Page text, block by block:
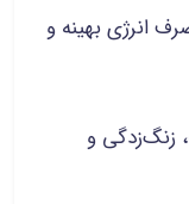
انرژی بهینه و
زنگ‌زدگی و